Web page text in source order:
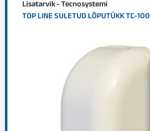
Lisatarvik - Tecnosystemi
TOP LINE SULETUD LÕPUTÜKK TC-100